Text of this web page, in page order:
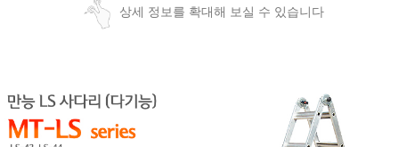
상세 정보를 확대해 보실 수 있습니다